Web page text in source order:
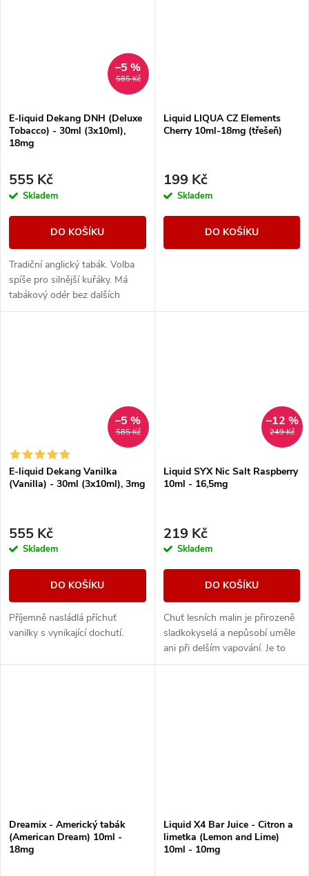
585 Kč
–5 %
E-liquid Dekang DNH (Deluxe
Tobacco) - 30ml (3x10ml),
18mg
555 Kč
Skladem
DO KOŠÍKU
Tradiční anglický tabák. Volba
spíše pro silnější kuřáky. Má
tabákový odér bez dalších
aromatických prvků.
Liquid LIQUA CZ Elements
Cherry 10ml-18mg (třešeň)
199 Kč
Skladem
DO KOŠÍKU
585 Kč
–5 %
E-liquid Dekang Vanilka
(Vanilla) - 30ml (3x10ml), 3mg
555 Kč
Skladem
DO KOŠÍKU
Příjemně nasládlá příchuť
vanilky s vynikající dochutí.
249 Kč
–12 %
Liquid SYX Nic Salt Raspberry
10ml - 16,5mg
219 Kč
Skladem
DO KOŠÍKU
Chuť lesních malin je přirozeně
sladkokyselá a nepůsobí uměle
ani při delším vapování. Je to
ten typ e-liquidu, který tě
Dreamix - Americký tabák
(American Dream) 10ml -
18mg
Liquid X4 Bar Juice - Citron a
limetka (Lemon and Lime)
10ml - 10mg